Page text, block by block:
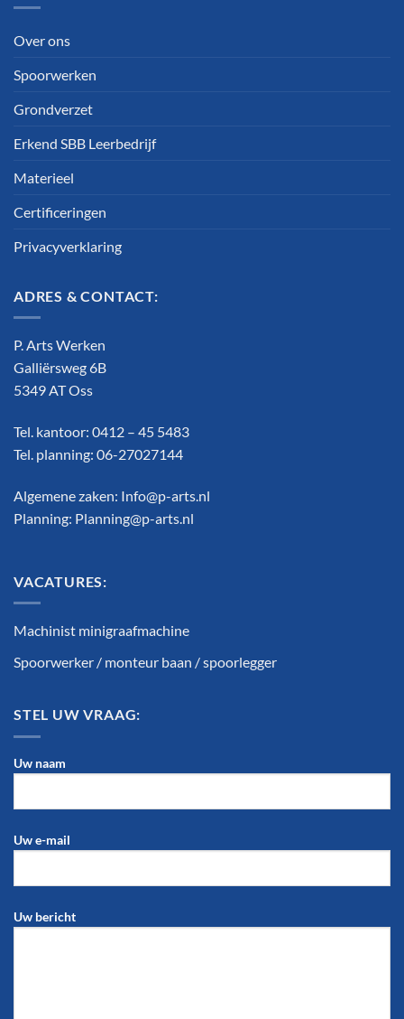
Over ons
Spoorwerken
Grondverzet
Erkend SBB Leerbedrijf
Materieel
Certificeringen
Privacyverklaring
ADRES & CONTACT:
P. Arts Werken
Galliërsweg 6B
5349 AT Oss
Tel. kantoor: 0412 – 45 5483
Tel. planning: 06-27027144
Algemene zaken: Info@p-arts.nl
Planning: Planning@p-arts.nl
VACATURES:
Machinist minigraafmachine
Spoorwerker / monteur baan / spoorlegger
STEL UW VRAAG:
Uw naam
Uw e-mail
Uw bericht